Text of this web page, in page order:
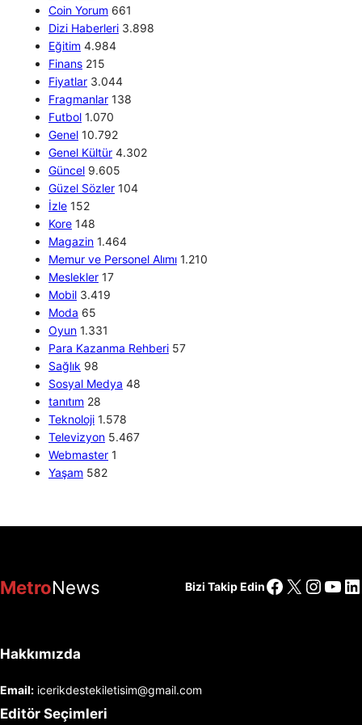
Coin Yorum 661
Dizi Haberleri 3.898
Eğitim 4.984
Finans 215
Fiyatlar 3.044
Fragmanlar 138
Futbol 1.070
Genel 10.792
Genel Kültür 4.302
Güncel 9.605
Güzel Sözler 104
İzle 152
Kore 148
Magazin 1.464
Memur ve Personel Alımı 1.210
Meslekler 17
Mobil 3.419
Moda 65
Oyun 1.331
Para Kazanma Rehberi 57
Sağlık 98
Sosyal Medya 48
tanıtım 28
Teknoloji 1.578
Televizyon 5.467
Webmaster 1
Yaşam 582
MetroNews Bizi Takip EdinFacebook
X
Hakkımızda
Email: icerikdestekiletisim@gmail.com
Editör Seçimleri